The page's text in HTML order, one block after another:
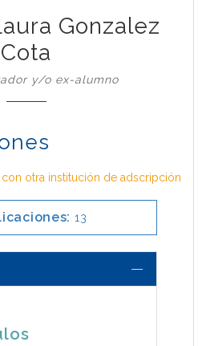
Gonzalez
Cota
y/o ex-alumno
otra institución de adscripción
13